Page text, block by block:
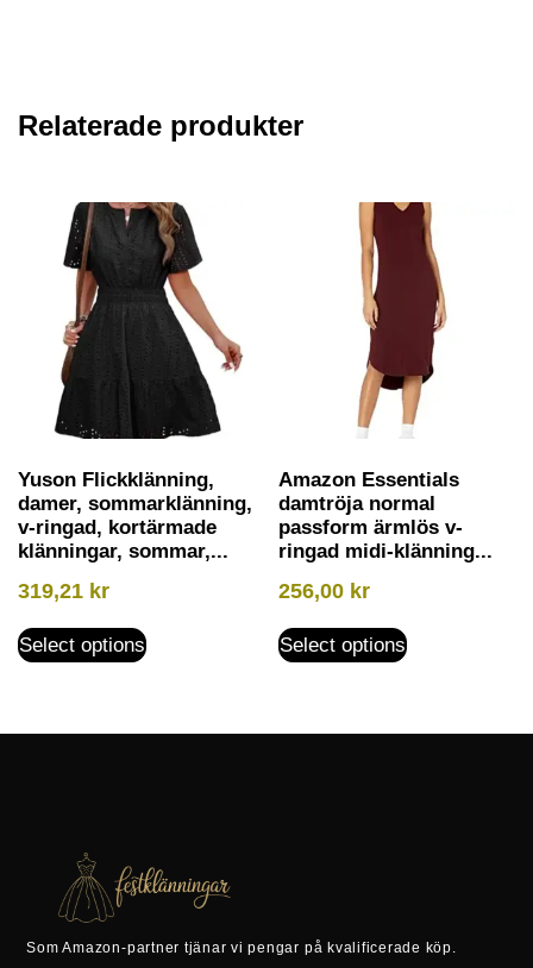
Relaterade produkter
Yuson Flickklänning,
damer, sommarklänning,
v-ringad, kortärmade
klänningar, sommar,...
319,21 kr
Select options
Amazon Essentials
damtröja normal
passform ärmlös v-
ringad midi-klänning...
256,00 kr
Select options
Som Amazon-partner tjänar vi pengar på kvalificerade köp.